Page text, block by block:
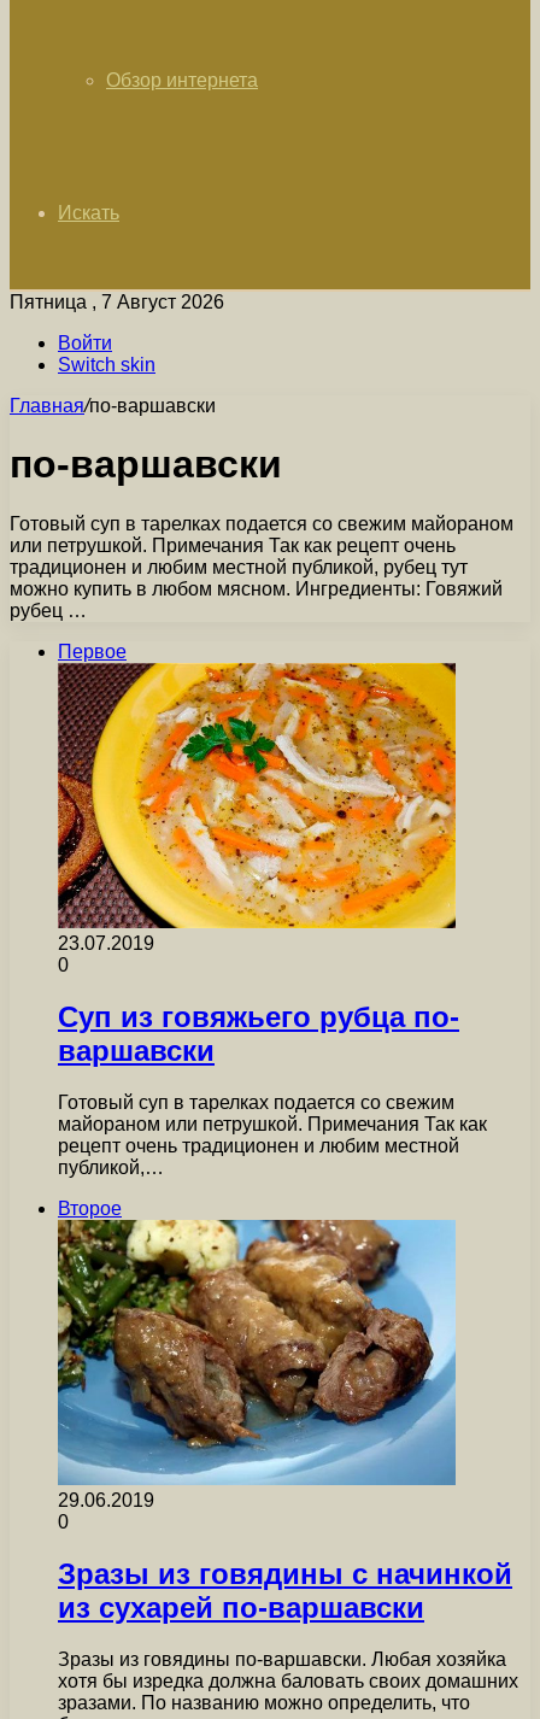
Обзор интернета
Искать
Пятница , 7 Август 2026
Войти
Switch skin
Главная/по-варшавски
по-варшавски
Готовый суп в тарелках подается со свежим майораном
или петрушкой. Примечания Так как рецепт очень
традиционен и любим местной публикой, рубец тут
можно купить в любом мясном. Ингредиенты: Говяжий
рубец …
Первое
23.07.2019
0
Суп из говяжьего рубца по-
варшавски
Готовый суп в тарелках подается со свежим
майораном или петрушкой. Примечания Так как
рецепт очень традиционен и любим местной
публикой,…
Второе
29.06.2019
0
Зразы из говядины с начинкой
из сухарей по-варшавски
Зразы из говядины по-варшавски. Любая хозяйка
хотя бы изредка должна баловать своих домашних
зразами. По названию можно определить, что